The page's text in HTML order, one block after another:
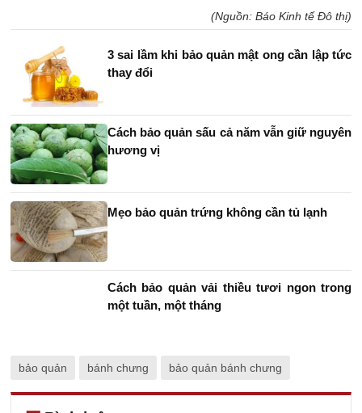
(Nguồn: Báo Kinh tế Đô thị)
3 sai lầm khi bảo quản mật ong cần lập tức
thay đổi
Cách bảo quản sấu cả năm vẫn giữ nguyên
hương vị
Mẹo bảo quản trứng không cần tủ lạnh
Cách bảo quản vải thiều tươi ngon trong
một tuần, một tháng
bảo quản bánh chưng bảo quản bánh chưng